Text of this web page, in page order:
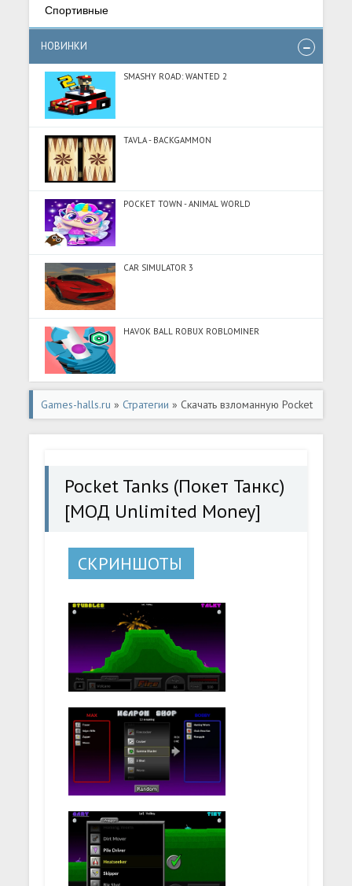
Спортивные
НОВИНКИ
SMASHY ROAD: WANTED 2
TAVLA - BACKGAMMON
POCKET TOWN - ANIMAL WORLD
CAR SIMULATOR 3
HAVOK BALL ROBUX ROBLOMINER
Games-halls.ru » Стратегии » Скачать взломанную Pocket
Tanks (Покет Танкс) [МОД Unlimited Money] - последняя
Pocket Tanks (Покет Танкс)
[МОД Unlimited Money]
СКРИНШОТЫ